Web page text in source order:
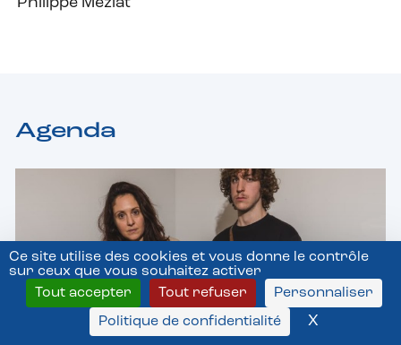
Ce site utilise des cookies et vous donne le contrôle
sur ceux que vous souhaitez activer
Tout accepter
Tout refuser
Personnaliser
Politique de confidentialité
X
Agenda